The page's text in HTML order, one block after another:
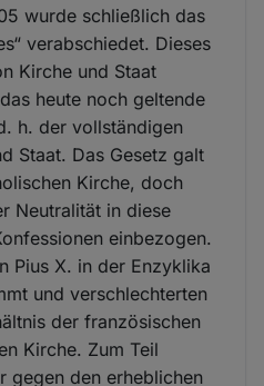
wurde schließlich das
verabschiedet. Dieses
Kirche und Staat
heute noch geltende
h. der vollständigen
Staat. Das Gesetz galt
Kirche, doch
Neutralität in diese
einbezogen.
Pius X. in der Enzyklika
und verschlechterten
der französischen
Kirche. Zum Teil
gegen den erheblichen